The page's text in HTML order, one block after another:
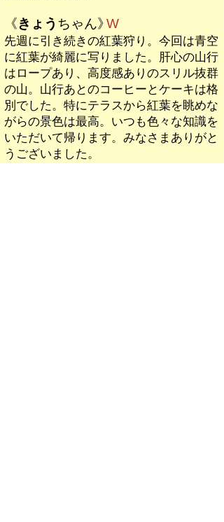
《きょう ちゃん》W
先週に引き続きの紅葉狩り。今回は青空
に紅葉が綺麗に写りました。肝心の山行
はロープあり、高度感ありのスリル抜群
の山。山行あとのコーヒーとケーキは格
別でした。特にテラスから紅葉を眺めな
がらの景色は最高。いつも色々な知識を
いただいて帰ります。みなさまありがと
うございました。